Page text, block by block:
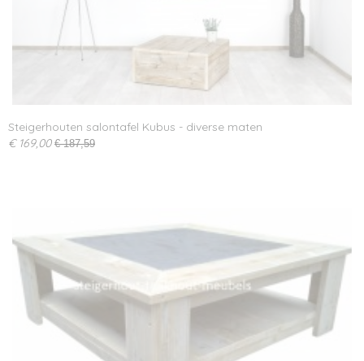
Steigerhouten salontafel Kubus - diverse maten
€ 169,00 € 187,59